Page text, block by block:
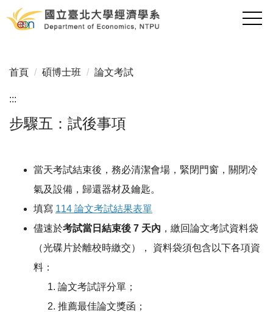
跳
到
內
區
首頁 碩博士班 論文考試
:::
步驟五：試後事項
當天考試結束後，務必清潔會場，緊閉門窗，關閉冷
氣及設備，歸還器材及鑰匙。
填寫 114 論文考試結果表單
儘速於考試當日結束後 7 天內 ，繳回論文考試資料袋
（光碟片於離校時繳交）， 資料袋須包含以下各項資
料：
論文考試評分單；
推薦最佳論文獎函；